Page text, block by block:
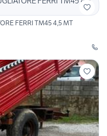
FERRI TM45 4,5 MT